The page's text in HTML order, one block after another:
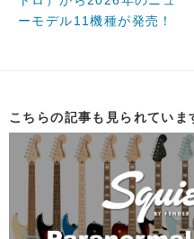
ーモデル11機種が発売！
こちらの記事も見られていま